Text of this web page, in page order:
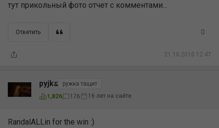
тут прикольный фото отчет с комментами...
Ответить
21.10.2010 12:47
0
pyjka
ружка тащит
1,826
176 16 лет на сайте
RandalALLin for the win :)